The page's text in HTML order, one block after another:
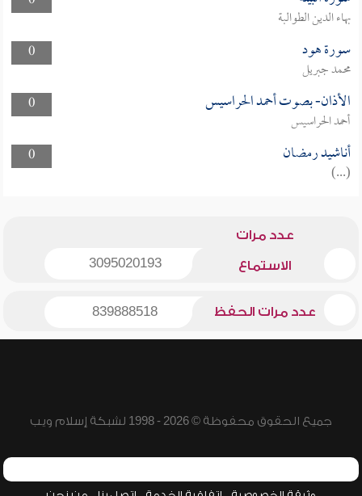
بهاء الدين الطوالبة
0
سورة هود
محمد جبريل
0
الأذان- بصوت أحمد الحراسيس
أحمد الحراسيس
0
أناشيد رمضان
(...)
عدد مرات
الاستماع 3095020193
عدد مرات الحفظ 839888518
جميع الحقوق محفوظة © 2026 - 1998 لشبكة إسلام ويب